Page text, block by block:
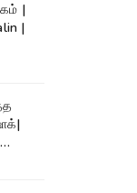
|
|